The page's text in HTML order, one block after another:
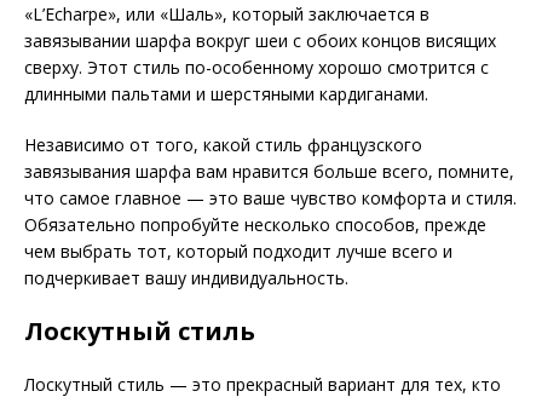
«L’Echarpe», или «Шаль», который заключается в
завязывании шарфа вокруг шеи с обоих концов висящих
сверху. Этот стиль по-особенному хорошо смотрится с
длинными пальтами и шерстяными кардиганами.
Независимо от того, какой стиль французского
завязывания шарфа вам нравится больше всего, помните,
что самое главное — это ваше чувство комфорта и стиля.
Обязательно попробуйте несколько способов, прежде
чем выбрать тот, который подходит лучше всего и
подчеркивает вашу индивидуальность.
Лоскутный стиль
Лоскутный стиль — это прекрасный вариант для тех, кто